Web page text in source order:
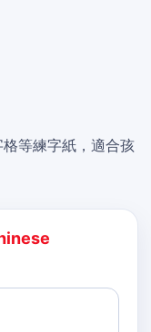
等練字紙，適合孩